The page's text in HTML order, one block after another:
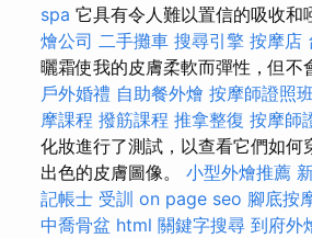
spa 它具有令人難以置信的吸收和
燴公司 二手攤車 搜尋引擎 按摩店
曬霜使我的皮膚柔軟而彈性，但不
戶外婚禮 自助餐外燴 按摩師證照班
摩課程 撥筋課程 推拿整復 按摩師
化妝進行了測試，以查看它們如何
出色的皮膚圖像。 小型外燴推薦
記帳士 受訓 on page seo 腳底按
中喬骨盆 html 關鍵字搜尋 到府外